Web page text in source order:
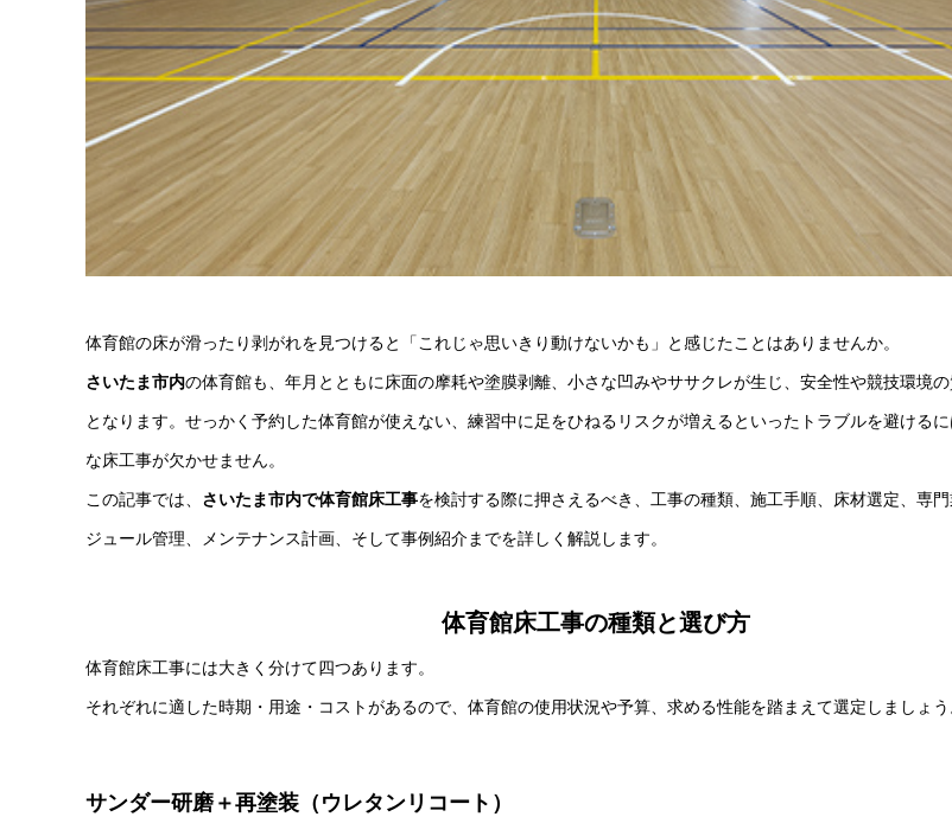
体育館の床が滑ったり剥がれを見つけると「これじゃ思いきり動けないかも」と感じたことはありませんか。
さいたま市内の体育館も、年月とともに床面の摩耗や塗膜剥離、小さな凹みやササクレが生じ、安全性や競技環境
となります。せっかく予約した体育館が使えない、練習中に足をひねるリスクが増えるといったトラブルを避ける
な床工事が欠かせません。
この記事では、 さいたま市内で体育館床工事を検討する際に押さえるべき、工事の種類、施工手順、床材選定、専
ジュール管理、メンテナンス計画、そして事例紹介までを詳しく解説します。
体育館床工事の種類と選び方
体育館床工事には大きく分けて四つあります。
それぞれに適した時期・用途・コストがあるので、体育館の使用状況や予算、求める性能を踏まえて選定しましょう
サンダー研磨＋再塗装（ウレタンリコート）